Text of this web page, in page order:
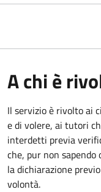
A chi è
Il servizio è rivolto ai
e di volere, ai tutori
interdetti previa
che, pur non
la dichiarazione
volontà.